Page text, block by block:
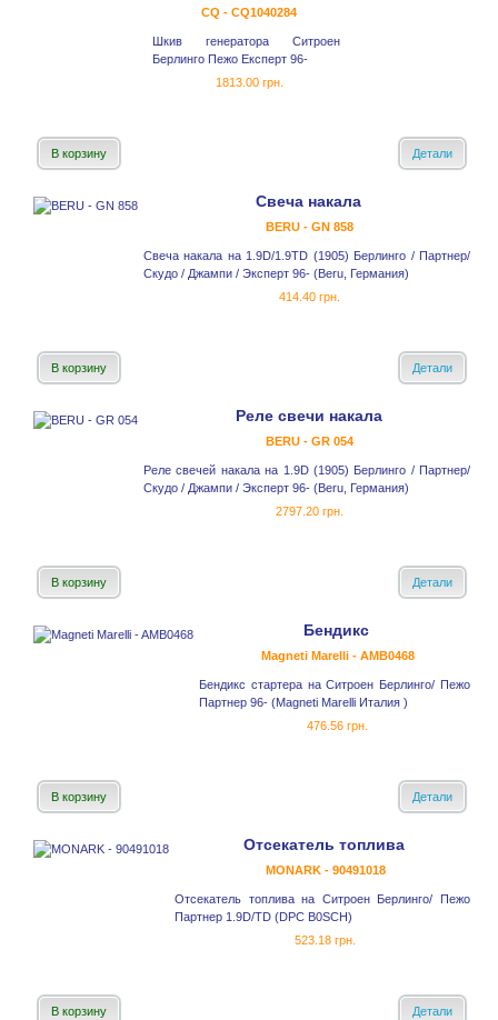
CQ - CQ1040284
Шкив генератора Ситроен
Берлинго Пежо Експерт 96-
1813.00 грн.
В корзину Детали
Свеча накала
BERU - GN 858
Свеча накала на 1.9D/1.9TD (1905) Берлинго / Партнер/
Скудо / Джампи / Эксперт 96- (Beru, Германия)
414.40 грн.
В корзину Детали
Реле cвечи накала
BERU - GR 054
Реле свечей накала на 1.9D (1905) Берлинго / Партнер/
Скудо / Джампи / Эксперт 96- (Beru, Германия)
2797.20 грн.
В корзину Детали
Бендикс
Magneti Marelli - AMB0468
Бендикс стартера на Ситроен Берлинго/ Пежо
Партнер 96- (Magneti Marelli Италия )
476.56 грн.
В корзину Детали
Отсекатель топлива
MONARK - 90491018
Отсекатель топлива на Ситроен Берлинго/ Пежо
Партнер 1.9D/TD (DPC B0SCH)
523.18 грн.
В корзину Детали